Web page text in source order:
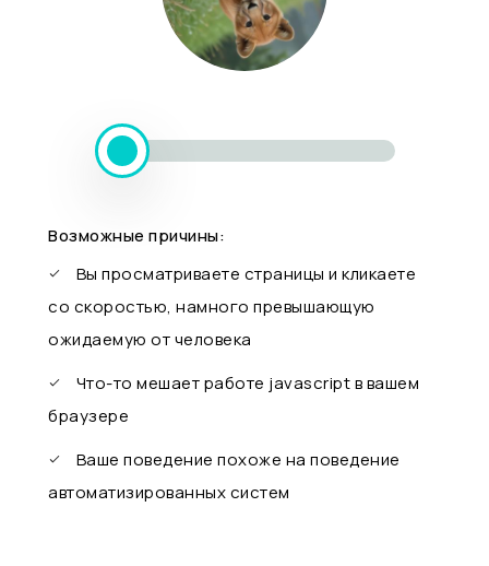
Возможные причины:
Вы просматриваете страницы и кликаете
со скоростью, намного превышающую
ожидаемую от человека
Что-то мешает работе javascript в вашем
браузере
Ваше поведение похоже на поведение
автоматизированных систем